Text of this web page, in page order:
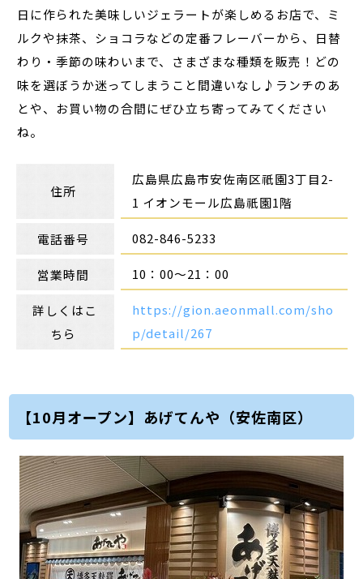
日に作られた美味しいジェラートが楽しめるお店で、ミ
ルクや抹茶、ショコラなどの定番フレーバーから、日替
わり・季節の味わいまで、さまざまな種類を販売！どの
味を選ぼうか迷ってしまうこと間違いなし♪ランチのあ
とや、お買い物の合間にぜひ立ち寄ってみてください
ね。
住所
広島県広島市安佐南区祇園3丁目2-
1 イオンモール広島祇園1階
電話番号 082-846-5233
営業時間 10 ：00～21 ：00
詳しくはこ
ちら
https://gion.aeonmall.com/sho
p/detail/267
【10月オープン】あげてんや（安佐南区）